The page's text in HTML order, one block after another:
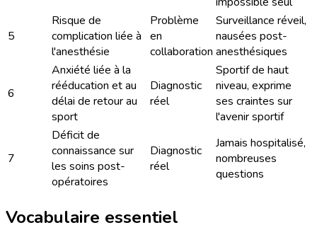
5
Risque de
complication liée à
l'anesthésie
Problème
en
collaboration
Surveillance réveil,
nausées post-
anesthésiques
6
Anxiété liée à la
rééducation et au
délai de retour au
sport
Diagnostic
réel
Sportif de haut
niveau, exprime
ses craintes sur
l'avenir sportif
7
Déficit de
connaissance sur
les soins post-
opératoires
Diagnostic
réel
Jamais hospitalisé,
nombreuses
questions
Vocabulaire essentiel